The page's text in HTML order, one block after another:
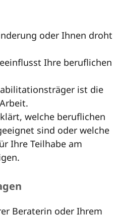
oder Ihnen droht
Ihre beruflichen
ist die
welche beruflichen
sind oder welche
Ihre Teilhabe am
Beraterin oder Ihrem